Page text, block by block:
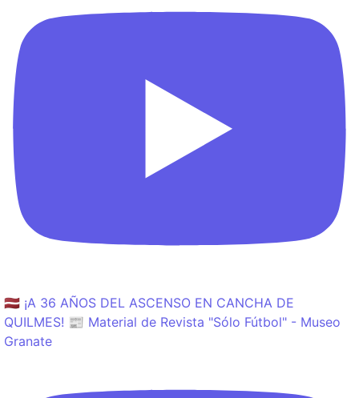
🇱🇻 ¡A 36 AÑOS DEL ASCENSO EN CANCHA DE
QUILMES! 📰 Material de Revista "Sólo Fútbol" - Museo
Granate